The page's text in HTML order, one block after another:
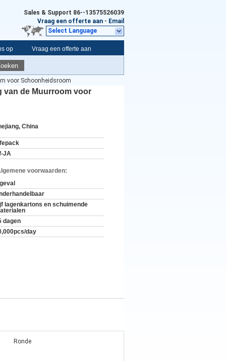
Sales & Support 86--13575526039
Vraag een offerte aan - Email
Select Language
op Vraag een offerte aan
voor Schoonheidsroom
van de Muurroom voor
China
JA
voorwaarden:
lagenkartons en schuimende
dagen
day
Ronde